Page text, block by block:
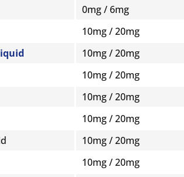
0mg / 6mg
10mg / 20mg
10mg / 20mg
10mg / 20mg
10mg / 20mg
10mg / 20mg
10mg / 20mg
10mg / 20mg